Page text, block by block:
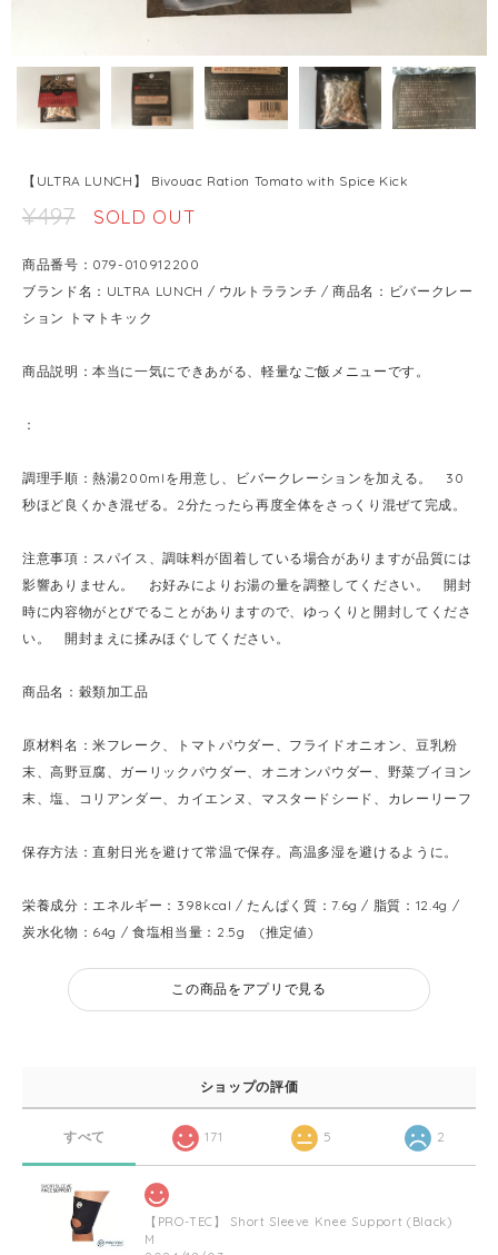
【ULTRA LUNCH】 Bivouac Ration Tomato with Spice Kick
¥497 SOLD OUT
商品番号：079-010912200
ブランド名：ULTRA LUNCH / ウルトラランチ / 商品名：ビバークレー
ション トマトキック
商品説明：本当に一気にできあがる、軽量なご飯メニューです。
：
調理手順：熱湯200mlを用意し、ビバークレーションを加える。 30
秒ほど良くかき混ぜる。2分たったら再度全体をさっくり混ぜて完成。
注意事項：スパイス、調味料が固着している場合がありますが品質には
影響ありません。 お好みによりお湯の量を調整してください。 開封
時に内容物がとびでることがありますので、ゆっくりと開封してくださ
い。 開封まえに揉みほぐしてください。
商品名：穀類加工品
原材料名：米フレーク、トマトパウダー、フライドオニオン、豆乳粉
末、高野豆腐、ガーリックパウダー、オニオンパウダー、野菜ブイヨン
末、塩、コリアンダー、カイエンヌ、マスタードシード、カレーリーフ
保存方法：直射日光を避けて常温で保存。高温多湿を避けるように。
栄養成分：エネルギー：398kcal / たんぱく質：7.6g / 脂質：12.4g /
炭水化物：64g / 食塩相当量：2.5g (推定値)
この商品をアプリで見る
ショップの評価
すべて 171 5 2
【PRO-TEC】 Short Sleeve Knee Support (Black)
M